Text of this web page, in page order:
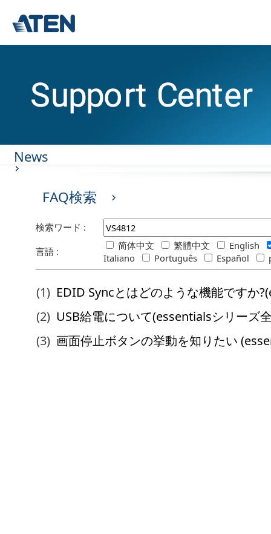
News
FAQ検索
検索ワード :
言語 :
简体中文 繁體中文
English
Italiano
Português Español